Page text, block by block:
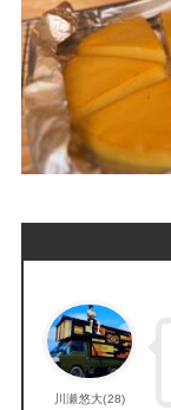
川瀬悠大(28)